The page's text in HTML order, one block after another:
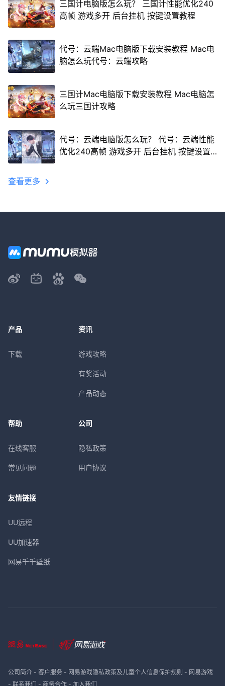
三国计电脑版怎么玩？ 三国计性能优化240
高帧 游戏多开 后台挂机 按键设置教程
代号：云端Mac电脑版下载安装教程 Mac电
脑怎么玩代号：云端攻略
三国计Mac电脑版下载安装教程 Mac电脑怎
么玩三国计攻略
代号：云端电脑版怎么玩？ 代号：云端性能
优化240高帧 游戏多开 后台挂机 按键设置
查看更多
产品
下载
资讯
游戏攻略
有奖活动
产品动态
帮助
在线客服
常见问题
公司
隐私政策
用户协议
友情链接
UU远程
UU加速器
网易千千壁纸
公司简介- 客户服务- 网易游戏隐私政策及儿童个人信息保护规则 - 网易游戏
- 联系我们 - 商务合作- 加入我们